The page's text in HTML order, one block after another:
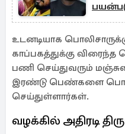
ஒரு
உடனடியாக
காப்பகத்துக்கு
பணி செய்துவரும்
இரண்டு பெண்களை
செய்துள்ளார்கள்.
வழக்கில் அதிரடி